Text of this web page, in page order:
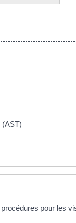
(AST)
pour les